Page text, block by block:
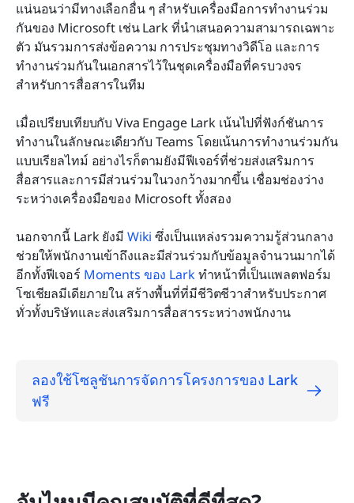
แน่นอนว่ามีทางเลือกอื่น ๆ สำหรับเครื่องมือการทำงานร่วม
กันของ Microsoft เช่น Lark ที่นำเสนอความสามารถเฉพาะ
ตัว มันรวมการส่งข้อความ การประชุมทางวิดีโอ และการ
ทำงานร่วมกันในเอกสารไว้ในชุดเครื่องมือที่ครบวงจร
สำหรับการสื่อสารในทีม
เมื่อเปรียบเทียบกับ Viva Engage Lark เน้นไปที่ฟังก์ชันการ
ทำงานในลักษณะเดียวกับ Teams โดยเน้นการทำงานร่วมกัน
แบบเรียลไทม์ อย่างไรก็ตามยังมีฟีเจอร์ที่ช่วยส่งเสริมการ
สื่อสารและการมีส่วนร่วมในวงกว้างมากขึ้น เชื่อมช่องว่าง
ระหว่างเครื่องมือของ Microsoft ทั้งสอง
นอกจากนี้ Lark ยังมี Wiki ซึ่งเป็นแหล่งรวมความรู้ส่วนกลาง
ช่วยให้พนักงานเข้าถึงและมีส่วนร่วมกับข้อมูลจำนวนมากได้
อีกทั้งฟีเจอร์ Moments ของ Lark ทำหน้าที่เป็นแพลตฟอร์ม
โซเชียลมีเดียภายใน สร้างพื้นที่ที่มีชีวิตชีวาสำหรับประกาศ
ทั่วทั้งบริษัทและส่งเสริมการสื่อสารระหว่างพนักงาน
ลองใช้โซลูชันการจัดการโครงการของ Lark
ฟรี